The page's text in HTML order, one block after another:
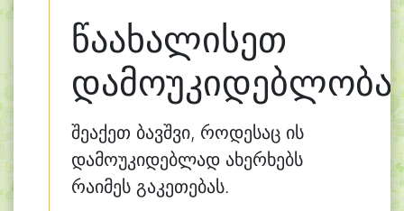
წაახალისეთ
დამოუკიდებლობა
შეაქეთ ბავშვი, როდესაც ის
დამოუკიდებლად ახერხებს
რაიმეს გაკეთებას.